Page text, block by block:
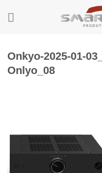
Onkyo-2025-01-
Onlyo_08